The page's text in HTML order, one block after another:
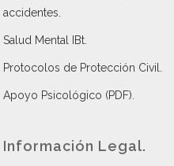
accidentes
Salud Mental IBt
Protocolos de Protección Civil
Apoyo Psicológico (PDF)
Información Legal.